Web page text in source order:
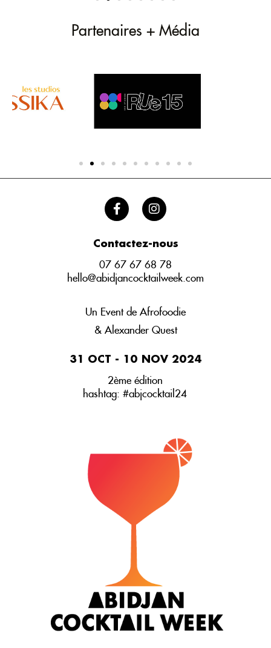
Partenaires + Média
Un Event de Afrofoodie
& Alexander Quest
31 OCT - 10 NOV 2024
2ème édition
hashtag: #abjcocktail24
Contactez-nous
07 67 67 68 78
hello@abidjancocktailweek.com